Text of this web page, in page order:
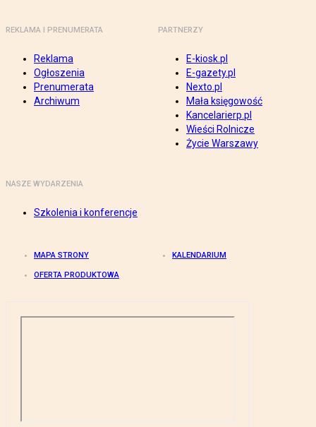
REKLAMA I PRENUMERATA
Reklama
Ogłoszenia
Prenumerata
Archiwum
PARTNERZY
E-kiosk.pl
E-gazety.pl
Nexto.pl
Mała księgowość
Kancelarierp.pl
Wieści Rolnicze
Życie Warszawy
NASZE WYDARZENIA
Szkolenia i konferencje
MAPA STRONY KALENDARIUM
OFERTA PRODUKTOWA